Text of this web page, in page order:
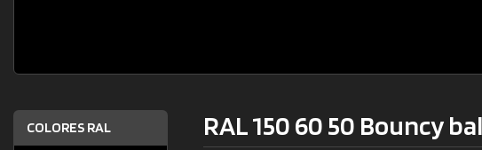
COLORES RAL RAL 150 60 50 Bouncy